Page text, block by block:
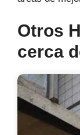
Otros
cerca